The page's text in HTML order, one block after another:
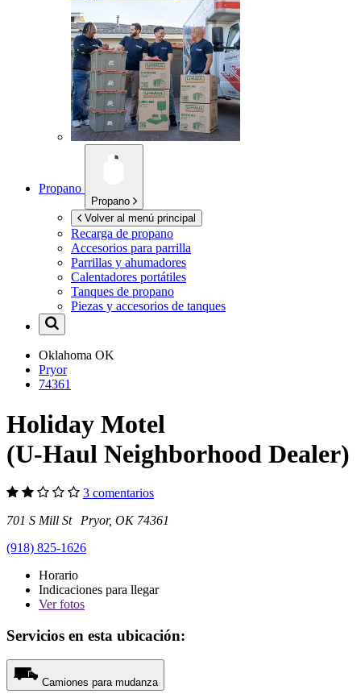
Propano
Propano
Volver al menú principal
Recarga de propano
Accesorios para parrilla
Parrillas y ahumadores
Calentadores portátiles
Tanques de propano
Piezas y accesorios de tanques
Oklahoma OK
Pryor
74361
Holiday Motel
(U-Haul Neighborhood Dealer)
3 comentarios
701 S Mill St Pryor, OK 74361
(918) 825-1626
Horario
Indicaciones para llegar
Verfotos
Servicios en esta ubicación:
Camiones para mudanza